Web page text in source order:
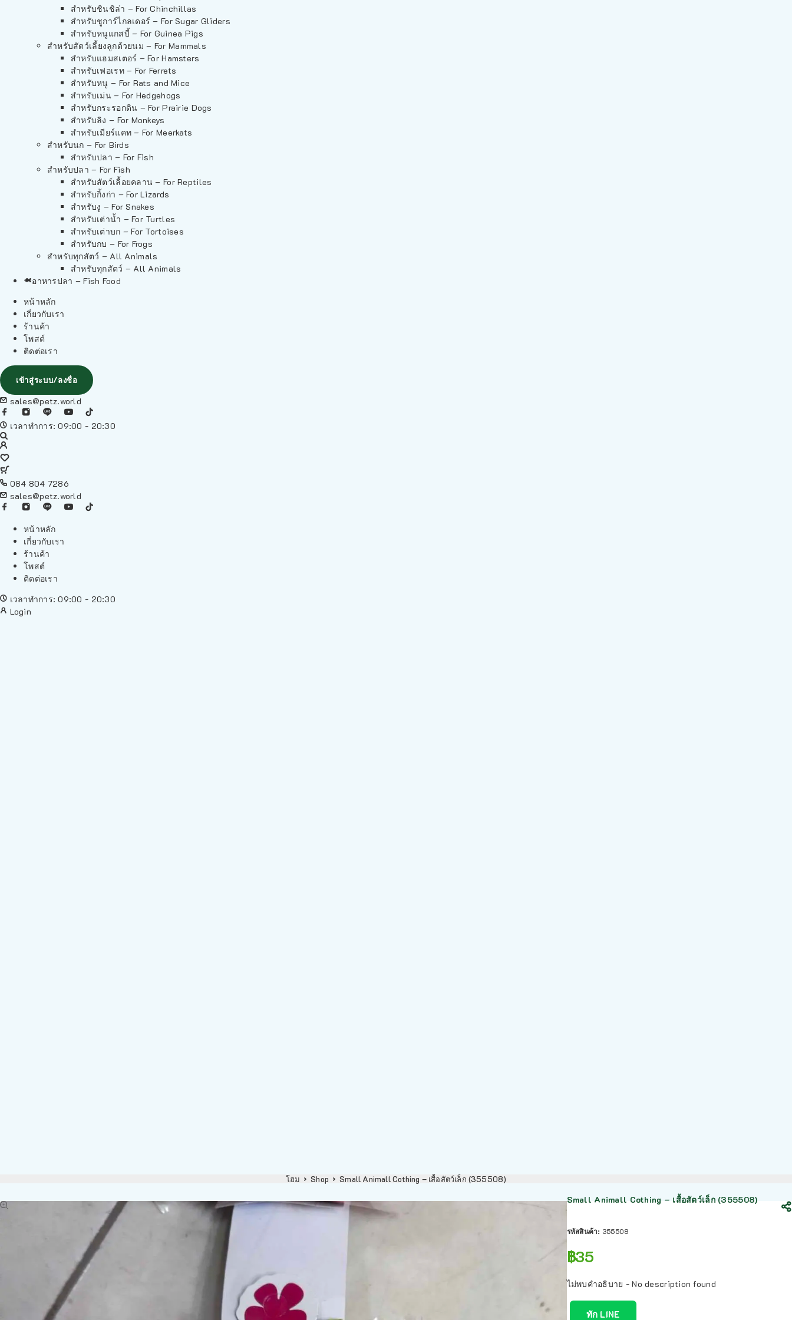
สำหรับชินชิล่า – For Chinchillas
สำหรับชูการ์ไกลเดอร์ – For Sugar Gliders
สำหรับหนูแกสบี้ – For Guinea Pigs
สำหรับสัตว์เลี้ยงลูกด้วยนม – For Mammals
สำหรับแฮมสเตอร์ – For Hamsters
สำหรับเฟอเรท – For Ferrets
สำหรับหนู – For Rats and Mice
สำหรับเม่น – For Hedgehogs
สำหรับกระรอกดิน – For Prairie Dogs
สำหรับลิง – For Monkeys
สำหรับเมียร์แคท – For Meerkats
สำหรับนก – For Birds
สำหรับปลา – For Fish
สำหรับปลา – For Fish
สำหรับสัตว์เลื้อยคลาน – For Reptiles
สำหรับกิ้งก่า – For Lizards
สำหรับงู – For Snakes
สำหรับเต่าน้ำ – For Turtles
สำหรับเต่าบก – For Tortoises
สำหรับกบ – For Frogs
สำหรับทุกสัตว์ – All Animals
สำหรับทุกสัตว์ – All Animals
อาหารปลา – Fish Food
หน้าหลัก
เกี่ยวกับเรา
ร้านค้า
โพสต์
ติดต่อเรา
เข้าสู่ระบบ/ลงชื่อ
sales@petz.world
เวลาทำการ: 09:00 - 20:30
084 804 7286
sales@petz.world
หน้าหลัก
เกี่ยวกับเรา
ร้านค้า
โพสต์
ติดต่อเรา
เวลาทำการ: 09:00 - 20:30
Login
โฮม Shop Small Animall Cothing – เสื้อสัตว์เล็ก (355508)
Small Animall Cothing – เสื้อสัตว์เล็ก (355508)
รหัสสินค้า: 355508
฿35
ไม่พบคำอธิบาย - No description found
ทัก LINE